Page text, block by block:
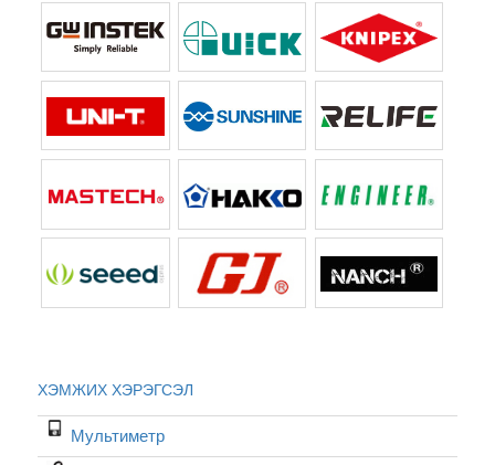
ХЭМЖИХ ХЭРЭГСЭЛ
Мультиметр